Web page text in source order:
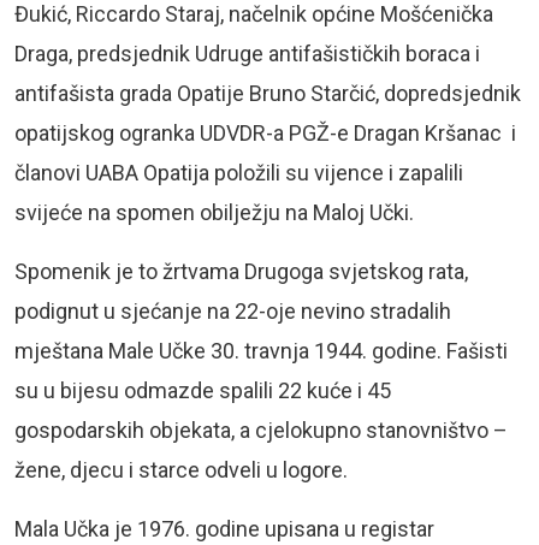
Đukić, Riccardo Staraj, načelnik općine Mošćenička
Draga, predsjednik Udruge antifašističkih boraca i
antifašista grada Opatije Bruno Starčić, dopredsjednik
opatijskog ogranka UDVDR-a PGŽ-e Dragan Kršanac i
članovi UABA Opatija položili su vijence i zapalili
svijeće na spomen obilježju na Maloj Učki.
Spomenik je to žrtvama Drugoga svjetskog rata,
podignut u sjećanje na 22-oje nevino stradalih
mještana Male Učke 30. travnja 1944. godine. Fašisti
su u bijesu odmazde spalili 22 kuće i 45
gospodarskih objekata, a cjelokupno stanovništvo –
žene, djecu i starce odveli u logore.
Mala Učka je 1976. godine upisana u registar